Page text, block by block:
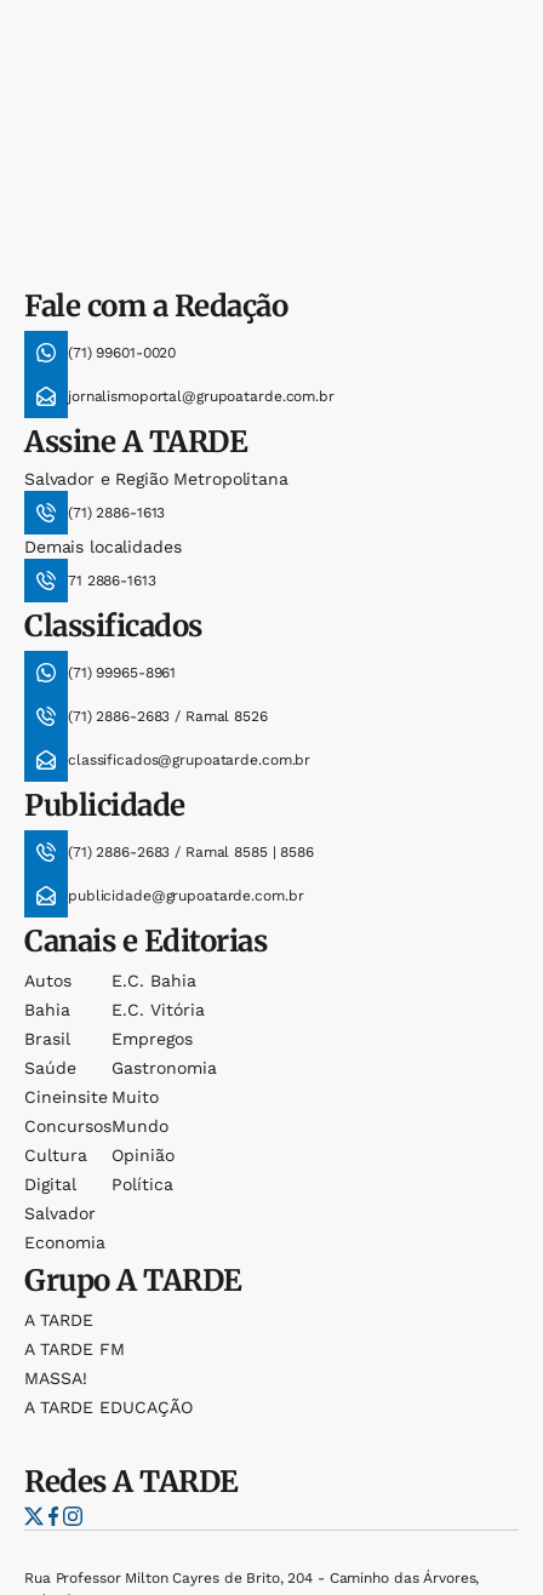
Fale com a Redação
(71) 99601-0020
jornalismoportal@grupoatarde.com.br
AssineA TARDE
Salvador e Região Metropolitana
(71) 2886-1613
Demais localidades
71 2886-1613
Classificados
(71) 99965-8961
(71) 2886-2683 / Ramal 8526
classificados@grupoatarde.com.br
Publicidade
(71) 2886-2683 / Ramal 8585 | 8586
publicidade@grupoatarde.com.br
Canais e Editorias
Autos
Bahia
Brasil
Saúde
Cineinsite
Concursos
Cultura
Digital
Salvador
Economia
E.c. Bahia
E.c. Vitória
Empregos
Gastronomia
Muito
Mundo
Opinião
Política
GrupoA TARDE
A TARDE
A TARDE FM
MASSA!
A TARDE EDUCAÇÃO
RedesA TARDE
Rua Professor Milton Cayres de Brito, 204 - Caminho das Árvores,